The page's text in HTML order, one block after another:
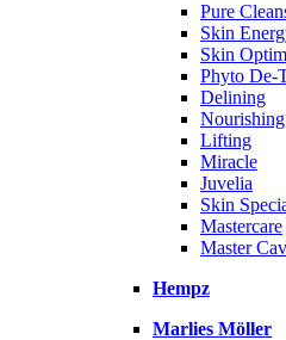
Pure
Skin
Skin
Phyto De-
Delining
Nourishing
Lifting
Miracle
Juvelia
Skin
Mastercare
Master
Hempz
Marlies Möller